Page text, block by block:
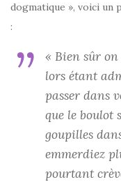
dogmatique », voici
:
« Bien sûr on
lors étant
passer dans
que le boulot
goupilles
emmerdiez
pourtant